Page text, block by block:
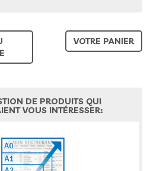
VOTRE PANIER
DE PRODUITS QUI
VOUS INTÉRESSER: